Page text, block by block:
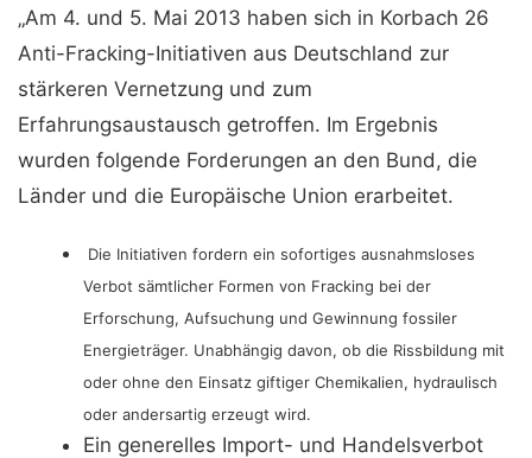
„Am 4. und 5. Mai 2013 haben sich in Korbach 26
Anti-Fracking-Initiativen aus Deutschland zur
stärkeren Vernetzung und zum
Erfahrungsaustausch getroffen. Im Ergebnis
wurden folgende Forderungen an den Bund, die
Länder und die Europäische Union erarbeitet.
Die Initiativen fordern ein sofortiges ausnahmsloses
Verbot sämtlicher Formen von Fracking bei der
Erforschung, Aufsuchung und Gewinnung fossiler
Energieträger. Unabhängig davon, ob die Rissbildung mit
oder ohne den Einsatz giftiger Chemikalien, hydraulisch
oder andersartig erzeugt wird.
Ein generelles Import- und Handelsverbot